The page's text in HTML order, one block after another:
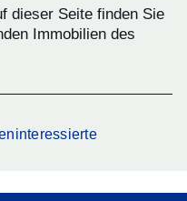
dieser Seite finden Sie
Immobilien des